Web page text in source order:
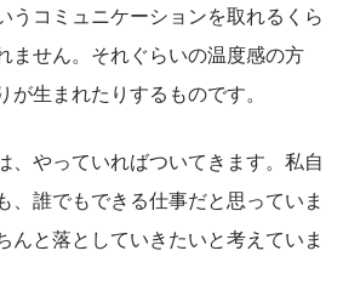
うコミュニケーションを取れるくら
ません。それぐらいの温度感の方
生まれたりするものです。
、やっていればついてきます。私自
、誰でもできる仕事だと思っていま
んと落としていきたいと考えていま